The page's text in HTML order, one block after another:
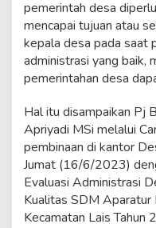
pemerintah desa
mencapai tujuan atau
kepala desa pada saat
administrasi yang baik,
pemerintahan desa
Hal itu disampaikan Pj
Apriyadi MSi melalui
pembinaan di kantor
Jumat (16/6/2023)
Evaluasi Administrasi
Kualitas SDM
Kecamatan Lais Tahun